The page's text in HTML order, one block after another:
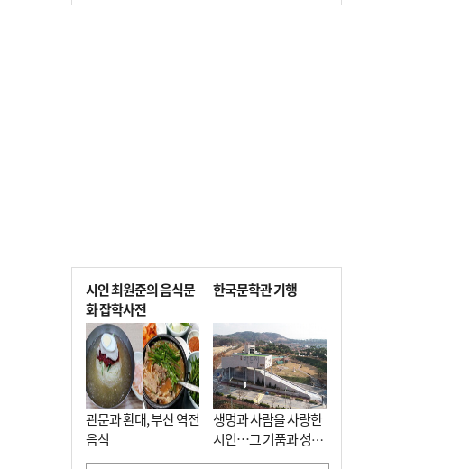
시인 최원준의 음식문
화 잡학사전
관문과 환대, 부산 역전
음식
한국문학관 기행
생명과 사람을 사랑한
시인…그 기품과 성실
함이 보존된 장소